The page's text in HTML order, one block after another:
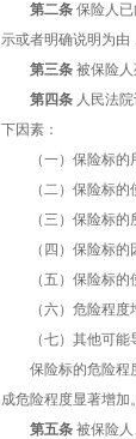
第二条 保险人
示或者明确说明为由
第三条 被保险
第四条 人民法
下因素：
（一）保险标的
（二）保险标的
（三）保险标的
（四）保险标的因
（五）保险标的使
（六）危险程度
（七）其他可能导
保险标的危险程度
成危险程度显著增加。
第五条 被保险